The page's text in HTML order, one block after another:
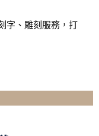
字、雕刻服務，打